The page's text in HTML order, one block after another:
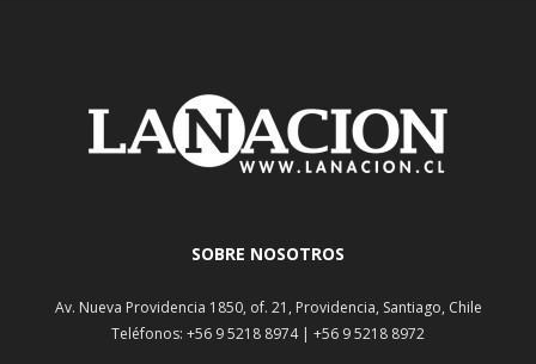
SOBRE NOSOTROS
Av. Nueva Providencia 1850, of. 21, Providencia, Santiago, Chile
Teléfonos: +56 9 5218 8974 | +56 9 5218 8972